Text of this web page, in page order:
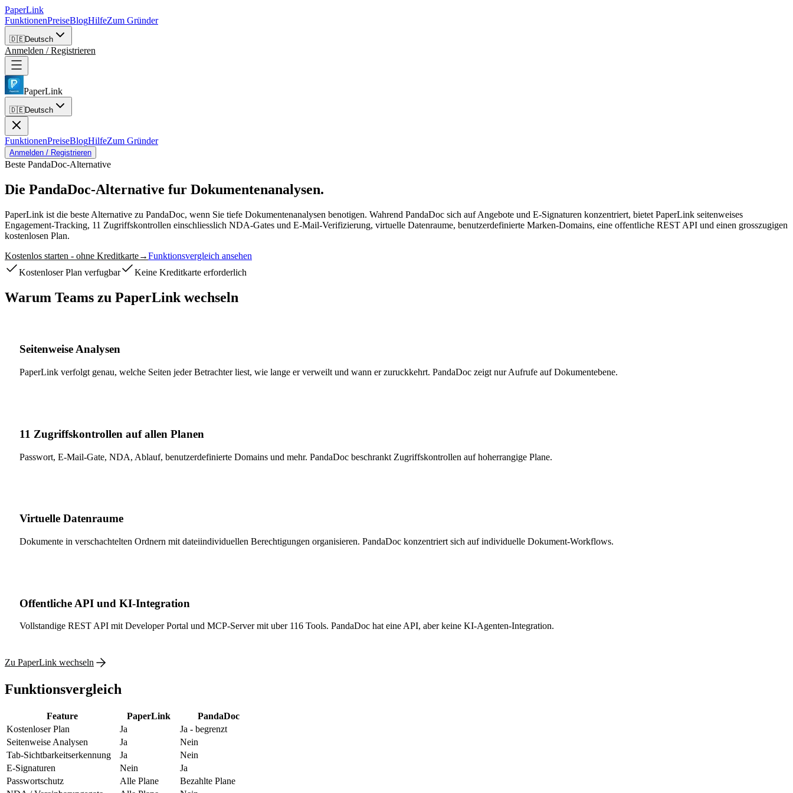
PaperLink
FunktionenPreiseBlogHilfeZum Gründer
🇩🇪Deutsch
Anmelden / Registrieren
PaperLink
🇩🇪Deutsch
FunktionenPreiseBlogHilfeZum Gründer
Anmelden / Registrieren
Beste PandaDoc-Alternative
Die PandaDoc-Alternative fur Dokumentenanalysen.
PaperLink ist die beste Alternative zu PandaDoc, wenn Sie tiefe Dokumentenanalysen benotigen. Wahrend PandaDoc sich auf Angebote und E-Signaturen konzentriert, bietet PaperLink seitenweises
Engagement-Tracking, 11 Zugriffskontrollen einschliesslich NDA-Gates und E-Mail-Verifizierung, virtuelle Datenraume, benutzerdefinierte Marken-Domains, eine offentliche REST API und einen grosszugigen
kostenlosen Plan.
Kostenlos starten - ohne Kreditkarte→Funktionsvergleich ansehen
Kostenloser Plan verfugbar
Keine Kreditkarte erforderlich
Warum Teams zu PaperLink wechseln
Seitenweise Analysen
PaperLink verfolgt genau, welche Seiten jeder Betrachter liest, wie lange er verweilt und wann er zuruckkehrt. PandaDoc zeigt nur Aufrufe auf Dokumentebene.
11 Zugriffskontrollen auf allen Planen
Passwort, E-Mail-Gate, NDA, Ablauf, benutzerdefinierte Domains und mehr. PandaDoc beschrankt Zugriffskontrollen auf hoherrangige Plane.
Virtuelle Datenraume
Dokumente in verschachtelten Ordnern mit dateiindividuellen Berechtigungen organisieren. PandaDoc konzentriert sich auf individuelle Dokument-Workflows.
Offentliche API und KI-Integration
Vollstandige REST API mit Developer Portal und MCP-Server mit uber 116 Tools. PandaDoc hat eine API, aber keine KI-Agenten-Integration.
Zu PaperLink wechseln
Funktionsvergleich
Feature PaperLink
PandaDoc
Kostenloser Plan
Ja
Ja - begrenzt
Seitenweise Analysen
Ja
Nein
Tab-Sichtbarkeitserkennung
Ja
Nein
E-Signaturen
Nein
Ja
Passwortschutz
Alle Plane
Bezahlte Plane